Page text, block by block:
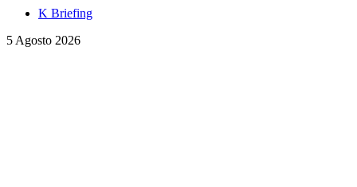
K Briefing
5 Agosto 2026